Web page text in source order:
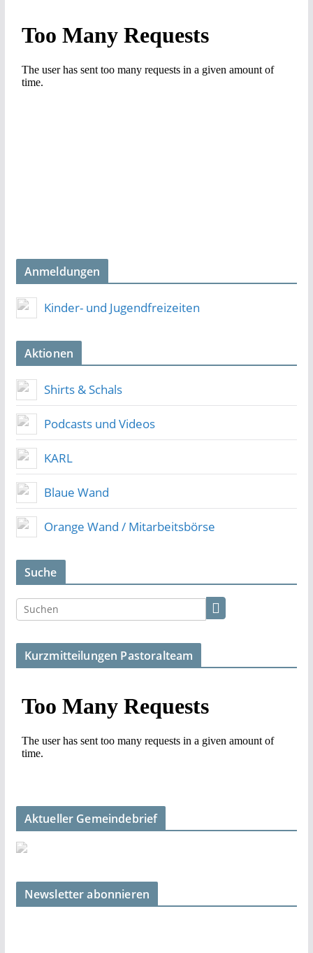
Anmeldungen
Kinder- und Jugendfreizeiten
Aktionen
Shirts & Schals
Podcasts und Videos
KARL
Blaue Wand
Orange Wand / Mitarbeitsbörse
Suche
Kurzmitteilungen Pastoralteam
Aktueller Gemeindebrief
Newsletter abonnieren